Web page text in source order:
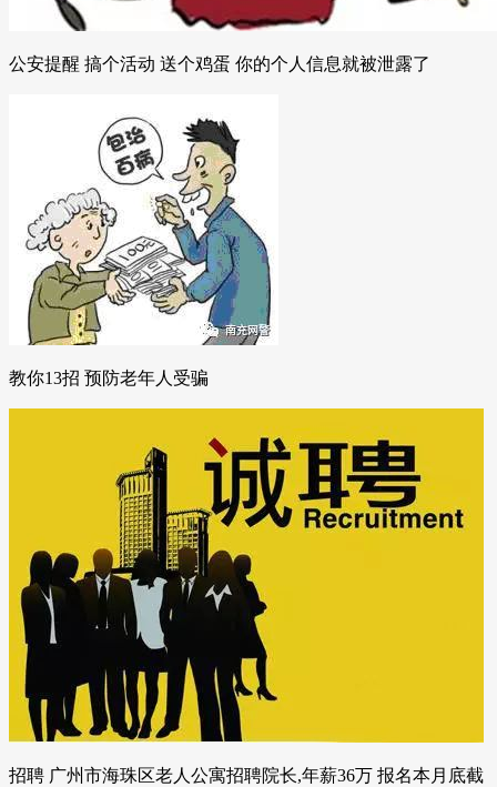
公安提醒 搞个活动 送个鸡蛋 你的个人信息就被泄露了
教你13招 预防老年人受骗
招聘 广州市海珠区老人公寓招聘院长,年薪36万 报名本月底截